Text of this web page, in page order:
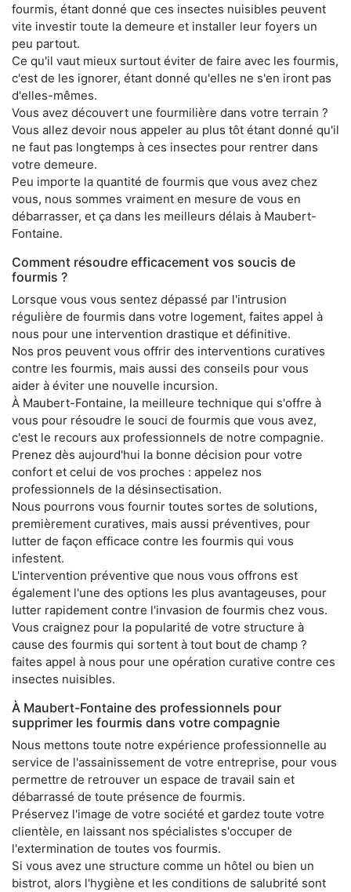
fourmis, étant donné que ces insectes nuisibles peuvent
vite investir toute la demeure et installer leur foyers un
peu partout.
Ce qu'il vaut mieux surtout éviter de faire avec les fourmis,
c'est de les ignorer, étant donné qu'elles ne s'en iront pas
d'elles-mêmes.
Vous avez découvert une fourmilière dans votre terrain ?
Vous allez devoir nous appeler au plus tôt étant donné qu'il
ne faut pas longtemps à ces insectes pour rentrer dans
votre demeure.
Peu importe la quantité de fourmis que vous avez chez
vous, nous sommes vraiment en mesure de vous en
débarrasser, et ça dans les meilleurs délais à Maubert-
Fontaine.
Comment résoudre efficacement vos soucis de
fourmis ?
Lorsque vous vous sentez dépassé par l'intrusion
régulière de fourmis dans votre logement, faites appel à
nous pour une intervention drastique et définitive.
Nos pros peuvent vous offrir des interventions curatives
contre les fourmis, mais aussi des conseils pour vous
aider à éviter une nouvelle incursion.
À Maubert-Fontaine, la meilleure technique qui s'offre à
vous pour résoudre le souci de fourmis que vous avez,
c'est le recours aux professionnels de notre compagnie.
Prenez dès aujourd'hui la bonne décision pour votre
confort et celui de vos proches : appelez nos
professionnels de la désinsectisation.
Nous pourrons vous fournir toutes sortes de solutions,
premièrement curatives, mais aussi préventives, pour
lutter de façon efficace contre les fourmis qui vous
infestent.
L'intervention préventive que nous vous offrons est
également l'une des options les plus avantageuses, pour
lutter rapidement contre l'invasion de fourmis chez vous.
Vous craignez pour la popularité de votre structure à
cause des fourmis qui sortent à tout bout de champ ?
faites appel à nous pour une opération curative contre ces
insectes nuisibles.
À Maubert-Fontaine des professionnels pour
supprimer les fourmis dans votre compagnie
Nous mettons toute notre expérience professionnelle au
service de l'assainissement de votre entreprise, pour vous
permettre de retrouver un espace de travail sain et
débarrassé de toute présence de fourmis.
Préservez l'image de votre société et gardez toute votre
clientèle, en laissant nos spécialistes s'occuper de
l'extermination de toutes vos fourmis.
Si vous avez une structure comme un hôtel ou bien un
bistrot, alors l'hygiène et les conditions de salubrité sont